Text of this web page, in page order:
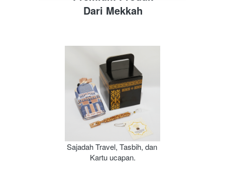
Dari Mekkah
Sajadah Travel, Tasbih, dan
Kartu ucapan.